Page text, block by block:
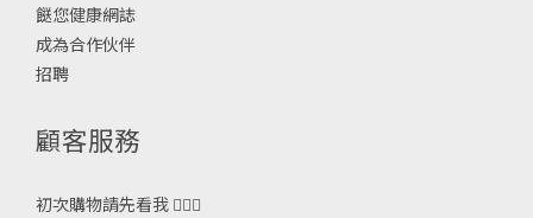
餸您健康網誌
成為合作伙伴
招聘
顧客服務
初次購物請先看我 🙋🏻‍♀️